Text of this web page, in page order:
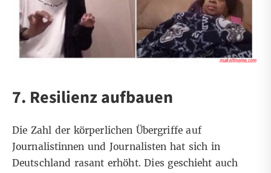
7. Resilienz aufbauen
Die Zahl der körperlichen Übergriffe auf
Journalistinnen und Journalisten hat sich in
Deutschland rasant erhöht. Dies geschieht auch